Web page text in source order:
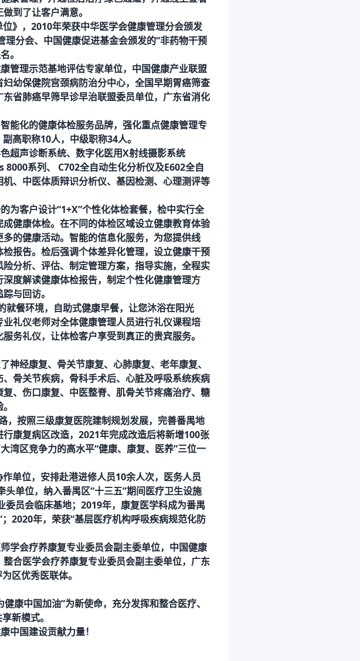
到了让客户满意。
》，2010年荣获中华医学会健康管理分会颁发
理分会、中国健康促进基金会颁发的“非药物干预
。
管理示范基地评估专家单位，中国健康产业联盟
幼保健院宫颈病防治分中心，全国早期胃癌筛查
省肺癌早筛早诊早治联盟委员单位，广东省消化
能化的健康体检服务品牌，强化重点健康管理专
高职称10人，中级职称34人。
超声诊断系统、数字化医用X射线摄影系统
系列、 C702全自动生化分析仪及E602全自
、中医体质辩识分析仪、基因检测、心理测评等
为客户设计“1+X”个性化体检套餐， 检中实行全
健康体检。在不同的体检区域设立健康教育体验
的健康活动。智能的信息化服务，为您提供线
报告。 检后强调个体差异化管理，设立健康干预
分析、评估、制定管理方案，指导实施，全程实
度解读健康体检报告，制定个性化健康管理方
与回访。
就餐环境，自助式健康早餐，让您沐浴在阳光
礼仪老师对全体健康管理人员进行礼仪课程培
务礼仪，让体检客户享受到真正的贵宾服务。
经康复、骨关节康复、心肺康复、老年康复、
骨关节疾病，骨科手术后、心脏及呼吸系统疾病
、伤口康复、中医整脊、肌骨关节疼痛治疗、糖
，按照三级康复医院建制规划发展，完善番禺地
康复病区改造， 2021年完成改造后将新增100张
湾区竞争力的高水平“健康、康复、医养”三位一
单位，安排赴港进修人员10余人次，医务人员
头单位，纳入番禺区“十三五”期间医疗卫生设施
委员会临床基地；2019年，康复医学科成为番禺
； 2020年，荣获“基层医疗机构呼吸疾病规范化防
学会疗养康复专业委员会副主委单位，中国健康
合医学会疗养康复专业委员会副主委单位，广东
区优秀医联体。
康中国加油”为新使命，充分发挥和整合医疗、
新模式。
中国建设贡献力量！